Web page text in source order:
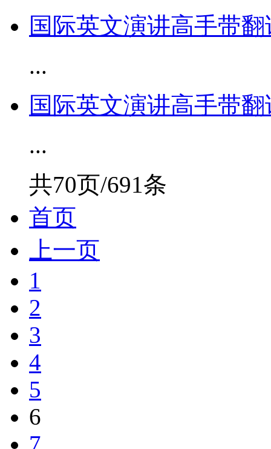
国际英文演讲高手带翻
...
国际英文演讲高手带翻
...
共70页/691条
首页
上一页
1
2
3
4
5
6
7